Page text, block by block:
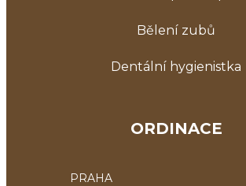
Bělení zubů
Dentální hygienistka
ORDINACE
PRAHA